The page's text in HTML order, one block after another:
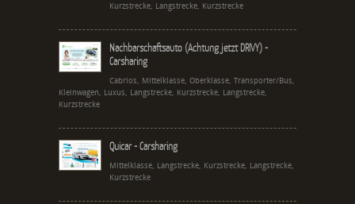
Kurzstrecke, Langstrecke, Kurzstrecke
Nachbarschaftsauto (Achtung jetzt DRIVY) -
Carsharing
Cabrios, Mittelklasse, Oberklasse, Transporter/Bus,
Kleinwagen, Luxus, Langstrecke, Kurzstrecke, Langstrecke,
Kurzstrecke
Quicar - Carsharing
Mittelklasse, Langstrecke, Kurzstrecke, Langstrecke,
Kurzstrecke